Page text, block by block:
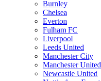
Burnley
Chelsea
Everton
Fulham FC
Liverpool
Leeds United
Manchester City
Manchester United
Newcastle United